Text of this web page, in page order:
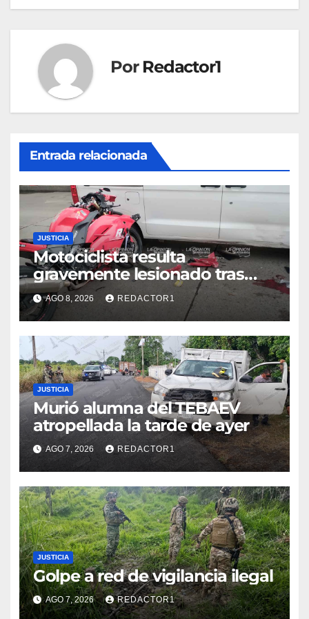
Por Redactor1
Entrada relacionada
JUSTICIA
Motociclista resulta
gravemente lesionado tras
choque en la colonia Ricardo
Flores Magón
AGO 8, 2026 REDACTOR1
JUSTICIA
Murió alumna del TEBAEV
atropellada la tarde de ayer
AGO 7, 2026 REDACTOR1
JUSTICIA
Golpe a red de vigilancia ilegal
AGO 7, 2026 REDACTOR1